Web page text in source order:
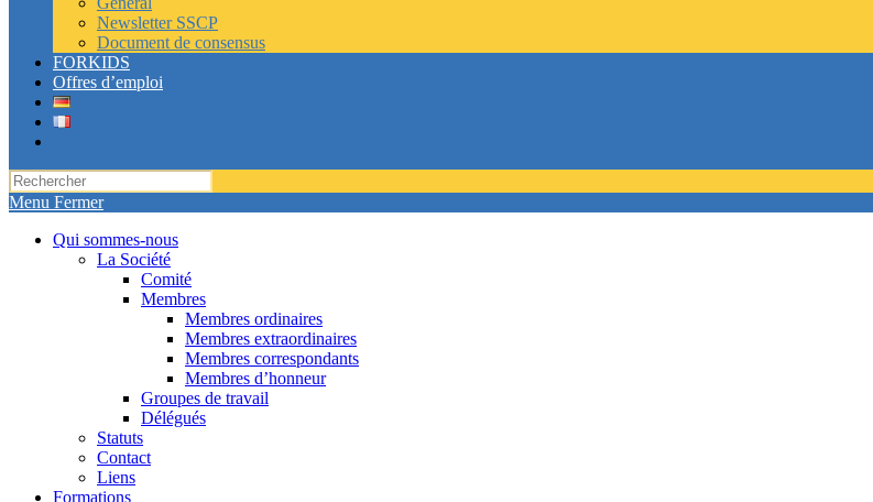
Newsletter SSCP
Document de consensus
FORKIDS
Offres d’emploi
search
Menu Fermer
Qui sommes-nous
La Société
Comité
Membres
Membres ordinaires
Membres extraordinaires
Membres correspondants
Membres d’honneur
Groupes de travail
Délégués
Statuts
Contact
Liens
Formations